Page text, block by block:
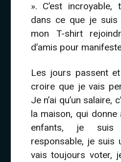
». C’est
dans ce que je
mon T-shirt
d’amis pour
Les jours passent
croire que je vais
Je n’ai qu’un salaire,
la maison, qui
enfants, je suis
responsable, je suis
vais toujours voter,